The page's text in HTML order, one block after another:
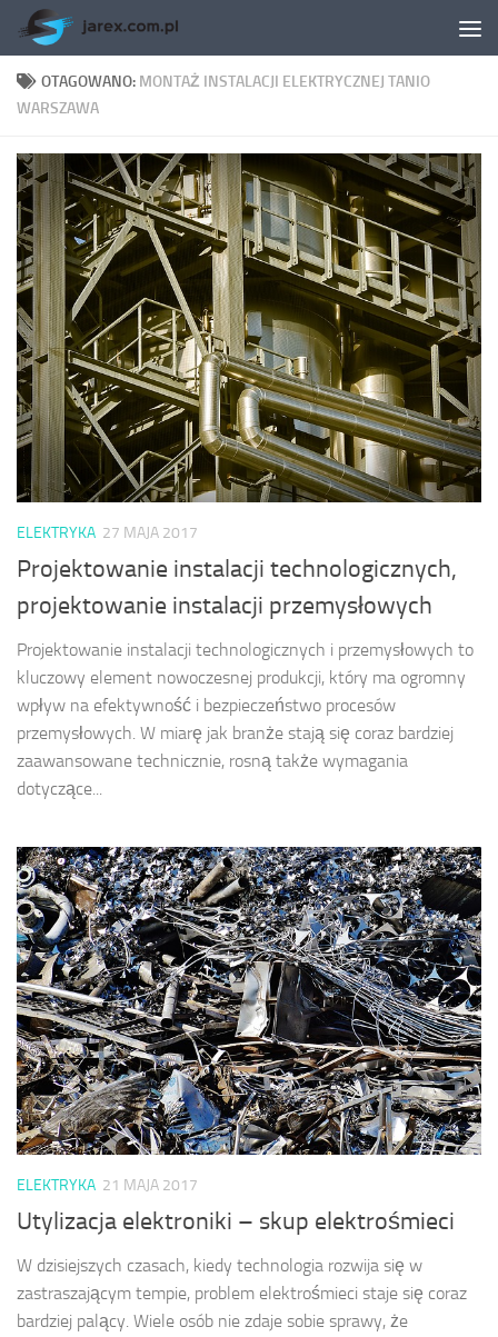
Skip to content
OTAGOWANO: MONTAŻ INSTALACJI ELEKTRYCZNEJ TANIO
WARSZAWA
ELEKTRYKA 27 MAJA 2017
Projektowanie instalacji technologicznych,
projektowanie instalacji przemysłowych
Projektowanie instalacji technologicznych i przemysłowych to
kluczowy element nowoczesnej produkcji, który ma ogromny
wpływ na efektywność i bezpieczeństwo procesów
przemysłowych. W miarę jak branże stają się coraz bardziej
zaawansowane technicznie, rosną także wymagania
dotyczące...
ELEKTRYKA 21 MAJA 2017
Utylizacja elektroniki – skup elektrośmieci
W dzisiejszych czasach, kiedy technologia rozwija się w
zastraszającym tempie, problem elektrośmieci staje się coraz
bardziej palący. Wiele osób nie zdaje sobie sprawy, że